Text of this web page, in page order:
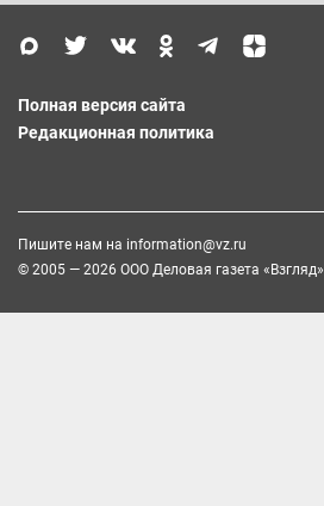
Полная версия сайта
Редакционная политика
Пишите нам на information@vz.ru
© 2005 — 2026 ООО Деловая газета «Взгляд»